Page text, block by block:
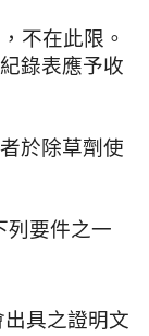
不在此限。
錄表應予收
於除草劑使
列要件之一
具之證明文